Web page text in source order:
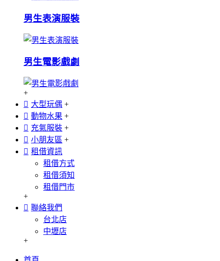
男生表演服裝
男生電影戲劇
+
大型玩偶 +
動物水果 +
充氣服裝 +
小朋友區 +
租借資訊
租借方式
租借須知
租借門市
+
聯絡我們
台北店
中壢店
+